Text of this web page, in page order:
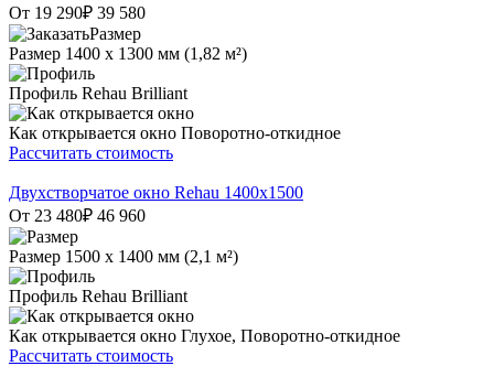
От 19 290₽ 39 580
Размер 1400 х 1300 мм (1,82 м²)
Профиль Rehau Brilliant
Как открывается окно Поворотно-откидное
Рассчитать стоимость
Двухстворчатое окно Rehau 1400x1500
От 23 480₽ 46 960
Размер 1500 х 1400 мм (2,1 м²)
Профиль Rehau Brilliant
Как открывается окно Глухое, Поворотно-откидное
Рассчитать стоимость